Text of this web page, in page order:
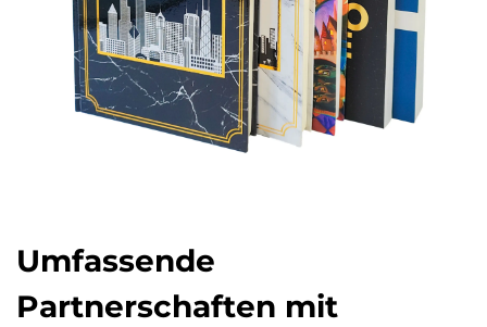
Umfassende
Partnerschaften mit